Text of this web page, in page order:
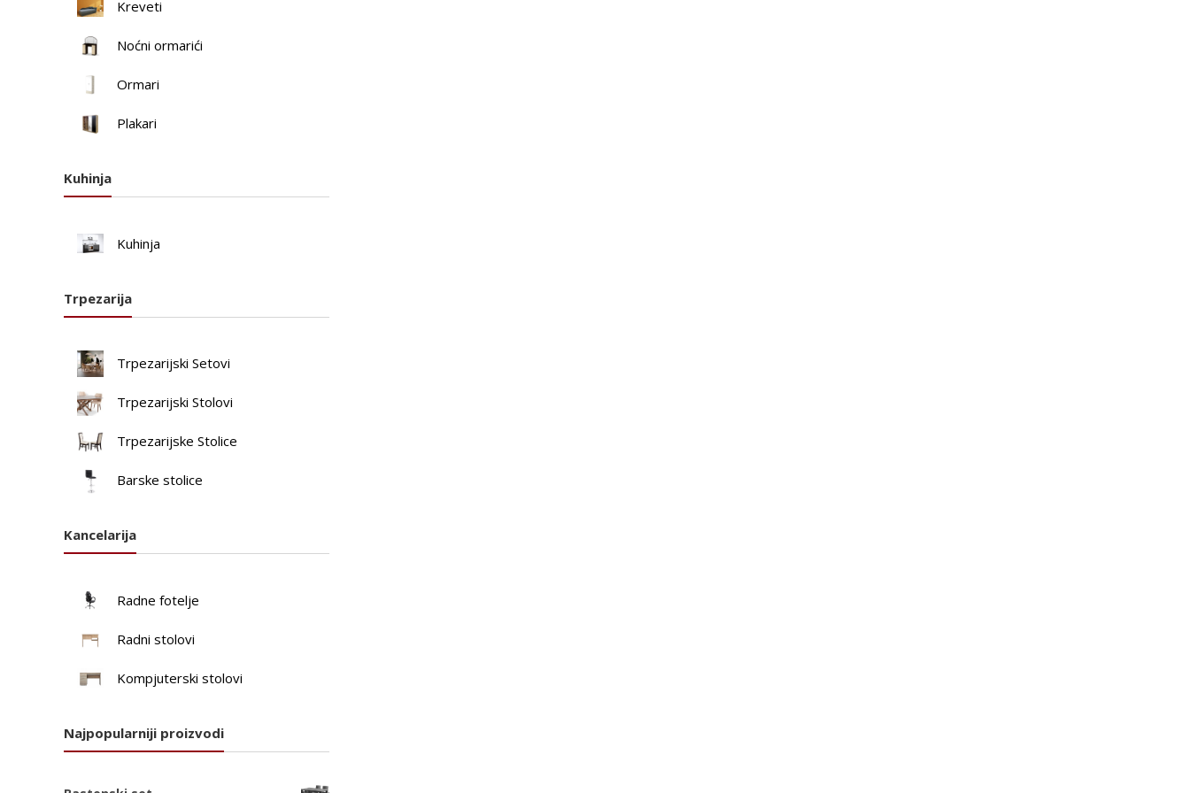
Kreveti
Noćni ormarići
Ormari
Plakari
Kuhinja
Kuhinja
Trpezarija
Trpezarijski Setovi
Trpezarijski Stolovi
Trpezarijske Stolice
Barske stolice
Kancelarija
Radne fotelje
Radni stolovi
Kompjuterski stolovi
Najpopularniji proizvodi